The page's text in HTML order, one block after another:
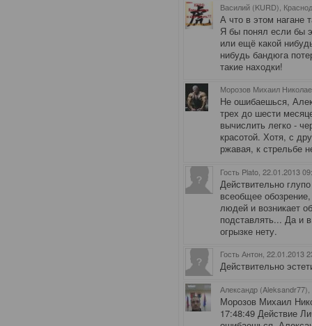
Василий (KURD),
А что в этом нагане
Я бы понял если бы
или ещё какой
нибудь бандюга
такие находки!
Морозов Михаил
Не ошибаешься,
трех до шести
вычислить легко -
красотой. Хотя, с
ржавая, к стрельбе
Гость Plato , 22.01.2013
Действительно
всеобщее
людей и возникает
подставлять... Да и
огрызке нету.
Гость Антон , 22.01.2013
Действительно
Александр (Aleksandr77),
Морозов Михаил
17:48:49 Действие